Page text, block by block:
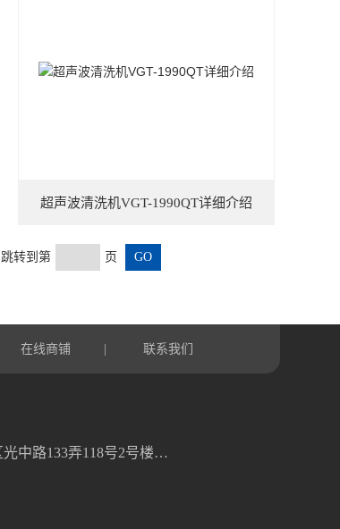
超声波清洗机VGT-1990QT详细介绍
跳转到第 页
在线商铺 联系我们
上海市闵行区光中路133弄118号2号楼二楼